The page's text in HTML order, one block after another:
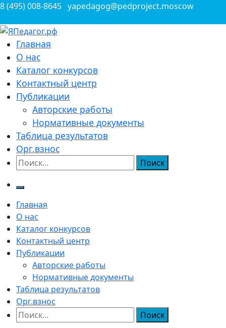
Перейти
содержимому
8 (495) 008-8645 yapedagog@pedproject.moscow
ЯПедагог.рф
Всероссийские конкурсы для педагогов
Главная
О нас
Каталог конкурсов
Контактный центр
Публикации
Авторские работы
Нормативные документы
Таблица результатов
Орг.взнос
Найти:
Главная
О нас
Каталог конкурсов
Контактный центр
Публикации
Авторские работы
Нормативные документы
Таблица результатов
Орг.взнос
Найти: